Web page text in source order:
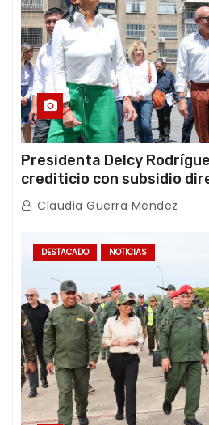
Presidenta Delcy
crediticio con subsidio
con Juntas de Condominio
Claudia Guerra Mendez
DESTACADO NOTICIAS